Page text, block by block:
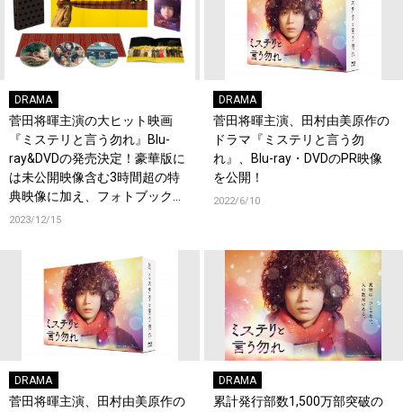
DRAMA
菅田将暉主演の大ヒット映画
『ミステリと言う勿れ』Blu-
ray&DVDの発売決定！豪華版に
は未公開映像含む3時間超の特
典映像に加え、フォトブックも
封入！
2023/12/15
DRAMA
菅田将暉主演、田村由美原作の
ドラマ『ミステリと言う勿
れ』、Blu-ray・DVDのPR映像
を公開！
2022/6/10
DRAMA
菅田将暉主演、田村由美原作の
DRAMA
累計発行部数1,500万部突破の